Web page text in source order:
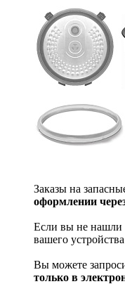
Заказы на
оформлении
Если вы не нашли
вашего
Вы можете
только в